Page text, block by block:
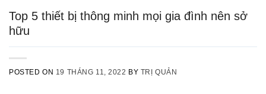
Top 5 thiết bị thông minh mọi gia đình nên sở
hữu
POSTED ON 19 THÁNG 11, 2022 BY TRỊ QUẢN